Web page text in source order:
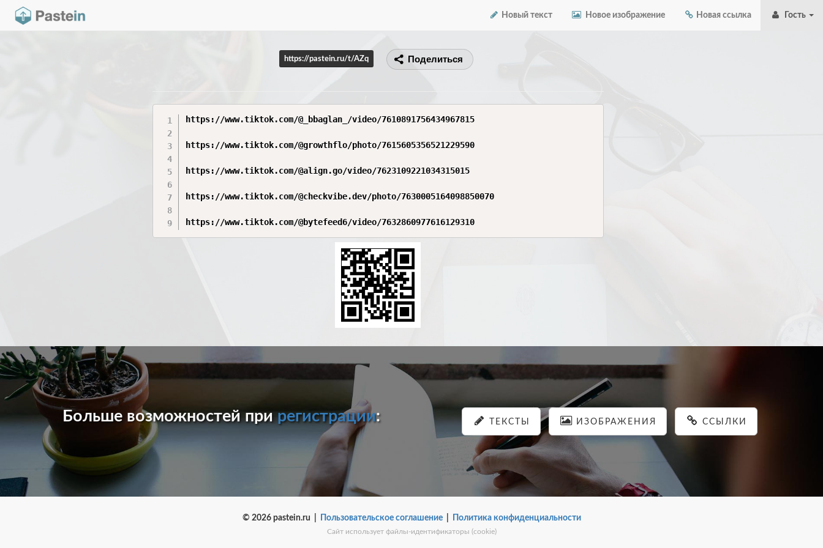
Новый текст Новое изображение Новая ссылка Гость
https://pastein.ru/t/AZq Поделиться
https://www.tiktok.com/@_bbaglan_/video/7610891756434967815
https://www.tiktok.com/@growthflo/photo/7615605356521229590
https://www.tiktok.com/@align.go/video/7623109221034315015
https://www.tiktok.com/@checkvibe.dev/photo/7630005164098850070
https://www.tiktok.com/@bytefeed6/video/7632860977616129310
Больше возможностей прирегистрации: ТЕКСТЫ ИЗОБРАЖЕНИЯ ССЫЛКИ
© 2026 pastein.ru | Пользовательское соглашение| Политика конфиденциальности
Сайт использует файлы-идентификаторы (cookie)